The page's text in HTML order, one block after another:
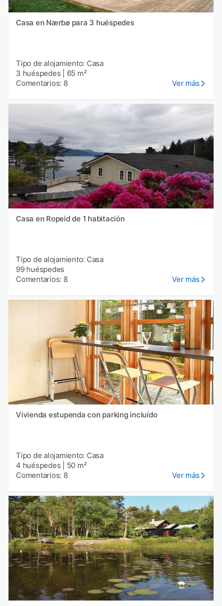
Casa en Nærbø para 3 huéspedes
Tipo de alojamiento: Casa
3 huéspedes
65 m²
Comentarios: 8
Ver más
Casa en Ropeid de 1 habitación
Tipo de alojamiento: Casa
99 huéspedes
Comentarios: 8
Ver más
Vivienda estupenda con parking incluído
Tipo de alojamiento: Casa
4 huéspedes
50 m²
Comentarios: 8
Ver más